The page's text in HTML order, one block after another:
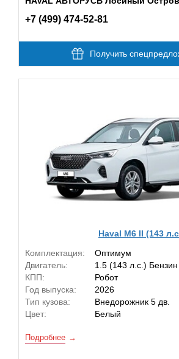
+7 (499) 474-52-81
Получить
Haval M6 II (143
Комплектация:
Оптимум
Двигатель:
1.5 (143 л.с.) Бензин
КПП:
Робот
Год выпуска:
2026
Тип кузова:
Внедорожник 5 дв.
Цвет:
Белый
Подробнее